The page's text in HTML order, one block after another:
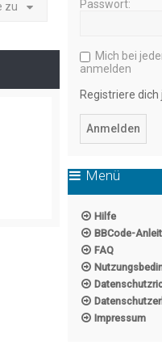
zu Passwort:
Mich bei
anmelden
Registriere dich
Menü
Hilfe
BBCode-
FAQ
Impressum